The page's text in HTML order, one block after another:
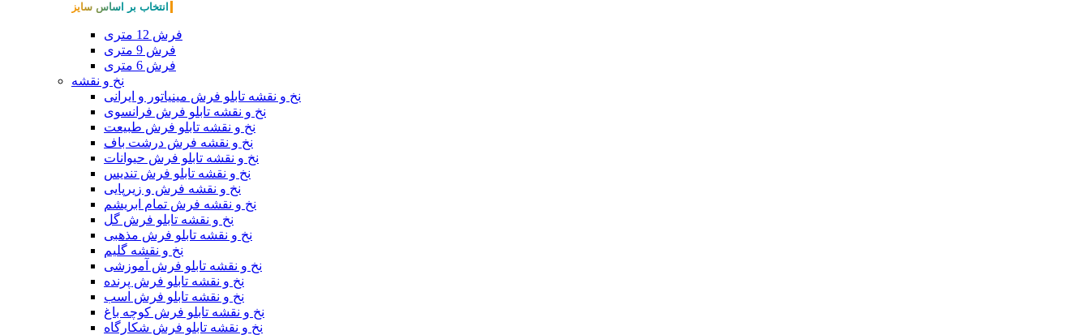
انتخاب بر اساس سایز
فرش 12 متری
فرش 9 متری
فرش 6 متری
نخ و نقشه
نخ و نقشه تابلو فرش مینیاتور و ایرانی
نخ و نقشه تابلو فرش فرانسوی
نخ و نقشه تابلو فرش طبیعت
نخ و نقشه فرش درشت باف
نخ و نقشه تابلو فرش حیوانات
نخ و نقشه تابلو فرش تندیس
نخ و نقشه فرش و زیرپایی
نخ و نقشه فرش تمام ابریشم
نخ و نقشه تابلو فرش گل
نخ و نقشه تابلو فرش مذهبی
نخ و نقشه گلیم
نخ و نقشه تابلو فرش آموزشی
نخ و نقشه تابلو فرش پرنده
نخ و نقشه تابلو فرش اسب
نخ و نقشه تابلو فرش کوچه باغ
نخ و نقشه تابلو فرش شکارگاه